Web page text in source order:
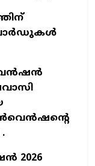
2026